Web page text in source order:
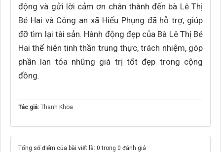
động và gửi lời cảm ơn chân thành đến bà Lê Thị
Bé Hai và Công an xã Hiếu Phụng đã hỗ trợ, giúp
đỡ tìm lại tài sản. Hành động đẹp của Bà Lê Thị Bé
Hai thể hiện tinh thần trung thực, trách nhiệm, góp
phần lan tỏa những giá trị tốt đẹp trong cộng
đồng.
Tác giả: Thanh Khoa
Tổng số điểm của bài viết là: 0 trong 0 đánh giá